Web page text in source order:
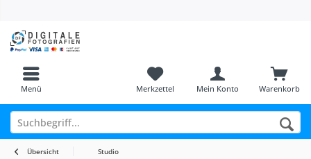
Menü Warenkorb
Merkzettel Mein Konto
Übersicht Studio